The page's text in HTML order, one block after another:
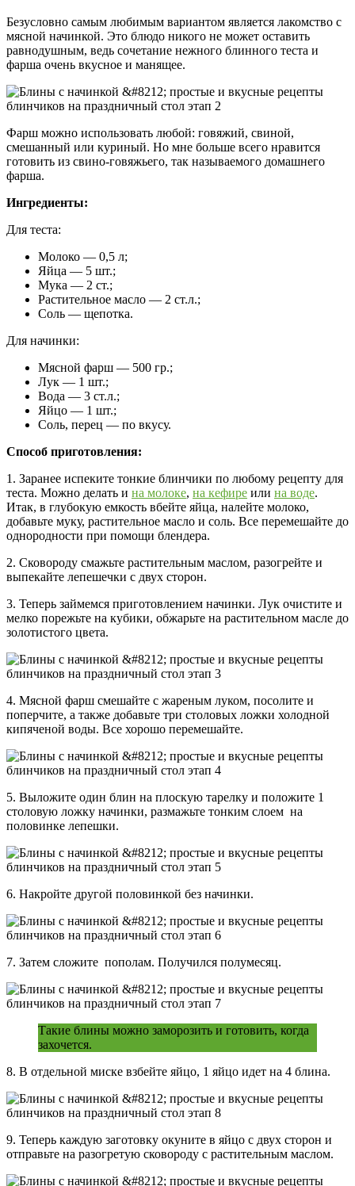
Безусловно самым любимым вариантом является лакомство с
мясной начинкой. Это блюдо никого не может оставить
равнодушным, ведь сочетание нежного блинного теста и
фарша очень вкусное и манящее.
Фарш можно использовать любой: говяжий, свиной,
смешанный или куриный. Но мне больше всего нравится
готовить из свино-говяжьего, так называемого домашнего
фарша.
Ингредиенты:
Для теста:
Молоко — 0,5 л;
Яйца — 5 шт.;
Мука — 2 ст.;
Растительное масло — 2 ст.л.;
Соль — щепотка.
Для начинки:
Мясной фарш — 500 гр.;
Лук — 1 шт.;
Вода — 3 ст.л.;
Яйцо — 1 шт.;
Соль, перец — по вкусу.
Способ приготовления:
1. Заранее испеките тонкие блинчики по любому рецепту для
теста. Можно делать и на молоке, на кефире или на воде.
Итак, в глубокую емкость вбейте яйца, налейте молоко,
добавьте муку, растительное масло и соль. Все перемешайте до
однородности при помощи блендера.
2. Сковороду смажьте растительным маслом, разогрейте и
выпекайте лепешечки с двух сторон.
3. Теперь займемся приготовлением начинки. Лук очистите и
мелко порежьте на кубики, обжарьте на растительном масле до
золотистого цвета.
4. Мясной фарш смешайте с жареным луком, посолите и
поперчите, а также добавьте три столовых ложки холодной
кипяченой воды. Все хорошо перемешайте.
5. Выложите один блин на плоскую тарелку и положите 1
столовую ложку начинки, размажьте тонким слоем на
половинке лепешки.
6. Накройте другой половинкой без начинки.
7. Затем сложите пополам. Получился полумесяц.
Такие блины можно заморозить и готовить, когда
захочется.
8. В отдельной миске взбейте яйцо, 1 яйцо идет на 4 блина.
9. Теперь каждую заготовку окуните в яйцо с двух сторон и
отправьте на разогретую сковороду с растительным маслом.